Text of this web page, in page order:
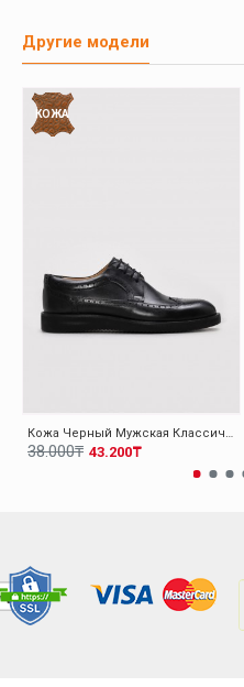
Другие модели
КОЖА
Кожа Черный Мужская Классическая Обувь 095MA4051-1
43.200₸
38.000₸